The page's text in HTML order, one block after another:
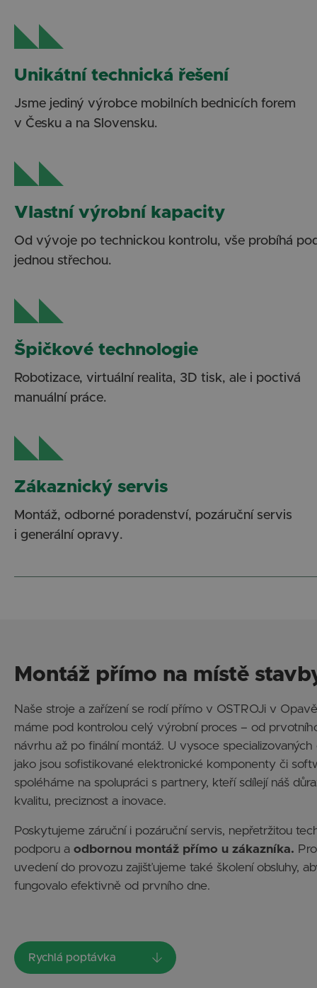
Unikátní technická řešení
Jsme jediný výrobce mobilních bednicích forem
v Česku a na Slovensku.
Vlastní výrobní kapacity
Od vývoje po technickou kontrolu, vše probíhá
jednou střechou.
Špičkové technologie
Robotizace, virtuální realita, 3D tisk, ale i poctivá
manuální práce.
Zákaznický servis
Montáž, odborné poradenství, pozáruční servis
i generální opravy.
Montáž přímo na místě
Naše stroje a zařízení se rodí přímo v OSTROJi v
máme pod kontrolou celý výrobní proces – od
návrhu až po finální montáž. U vysoce specializovaných
jako jsou sofistikované elektronické komponenty či
spoléháme na spolupráci s partnery, kteří sdílejí náš
kvalitu, preciznost a inovace.
Poskytujeme záruční i pozáruční servis, nepřetržitou
podporu a odbornou montáž přímo u zákazníka.
uvedení do provozu zajišťujeme také školení obsluhy,
fungovalo efektivně od prvního dne.
Rychlá poptávka